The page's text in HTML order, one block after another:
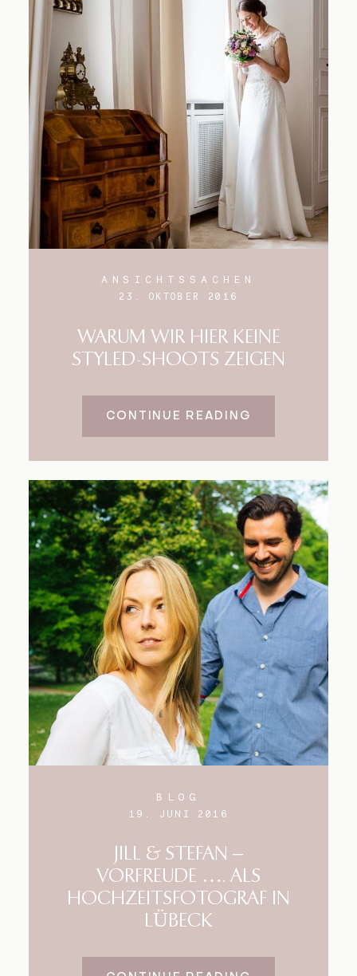
ANSICHTSSACHEN
23. OKTOBER 2016
WARUM WIR HIER KEINE
STYLED-SHOOTS ZEIGEN
CONTINUE READING
BLOG
19. JUNI 2016
JILL & STEFAN –
VORFREUDE …. ALS
HOCHZEITSFOTOGRAF IN
LÜBECK